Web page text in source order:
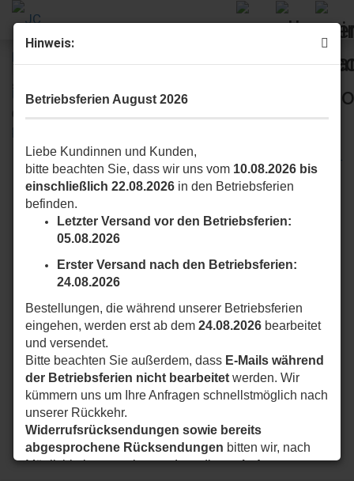
Hinweis:
Betriebsferien August 2026
Liebe Kundinnen und Kunden,
bitte beachten Sie, dass wir uns vom 10.08.2026 bis
einschließlich 22.08.2026 in den Betriebsferien
befinden.
Letzter Versand vor den Betriebsferien:
05.08.2026
Erster Versand nach den Betriebsferien:
24.08.2026
Bestellungen, die während unserer Betriebsferien
eingehen, werden erst ab dem 24.08.2026 bearbeitet
und versendet.
Bitte beachten Sie außerdem, dass E-Mails während
der Betriebsferien nicht bearbeitet werden. Wir
kümmern uns um Ihre Anfragen schnellstmöglich nach
unserer Rückkehr.
Widerrufsrücksendungen sowie bereits
abgesprochene Rücksendungen bitten wir, nach
Möglichkeit so zu planen, dass dieseab dem
weiter »
Letzter »
GERMAS Motorrad- Regenhose DUBLIN (gefüttert)
Schwarz (XS-12XL)
Hostettler